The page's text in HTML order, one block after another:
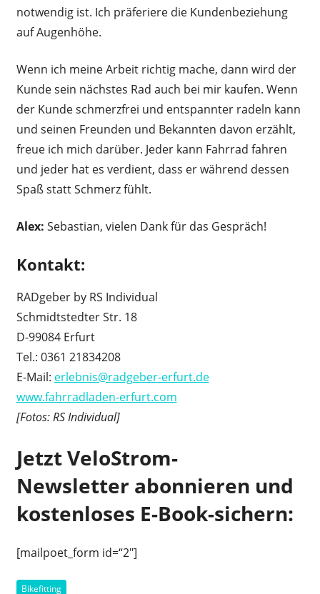
notwendig ist. Ich präferiere die Kundenbeziehung
auf Augenhöhe.
Wenn ich meine Arbeit richtig mache, dann wird der
Kunde sein nächstes Rad auch bei mir kaufen. Wenn
der Kunde schmerzfrei und entspannter radeln kann
und seinen Freunden und Bekannten davon erzählt,
freue ich mich darüber. Jeder kann Fahrrad fahren
und jeder hat es verdient, dass er während dessen
Spaß statt Schmerz fühlt.
Alex: Sebastian, vielen Dank für das Gespräch!
Kontakt:
RADgeber by RS Individual
Schmidtstedter Str. 18
D-99084 Erfurt
Tel.: 0361 21834208
E-Mail: erlebnis@radgeber-erfurt.de
www.fahrradladen-erfurt.com
[Fotos: RS Individual]
Jetzt VeloStrom-
Newsletter abonnieren und
kostenloses E-Book-sichern:
[mailpoet_form id=“2″]
Bikefitting